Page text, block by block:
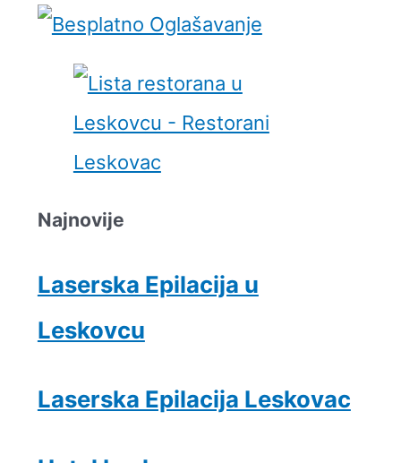
Najnovije
Laserska Epilacija u
Leskovcu
Laserska Epilacija Leskovac